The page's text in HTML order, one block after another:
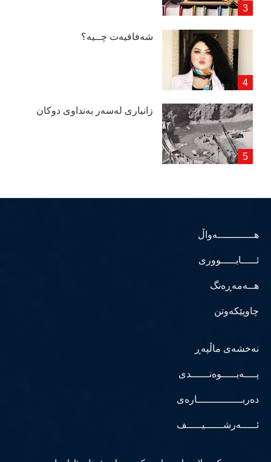
شەفافیەت چــیە؟
زانیاری لەسەر بەنداوی دوكان
هــــــــــــەواڵ
ئـــــابـــــووری
هــەمەڕەنگ
چاوپێکەوتن
نەخشەی ماڵپەڕ
پــــەیـــــوەنــــــدی
دەربـــــــــــــــارەی
ئـــــەرشــــــیـــــف